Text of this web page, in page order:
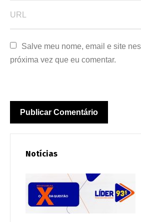
Salve meu nome, email e site
próxima vez que eu comentar.
Notícias